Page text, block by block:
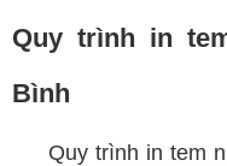
Quy trình in
Bình
Quy trình in tem